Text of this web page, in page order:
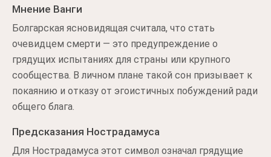
Мнение Ванги
Болгарская ясновидящая считала, что стать
очевидцем смерти — это предупреждение о
грядущих испытаниях для страны или крупного
сообщества. В личном плане такой сон призывает к
покаянию и отказу от эгоистичных побуждений ради
общего блага.
Предсказания Нострадамуса
Для Нострадамуса этот символ означал грядущие